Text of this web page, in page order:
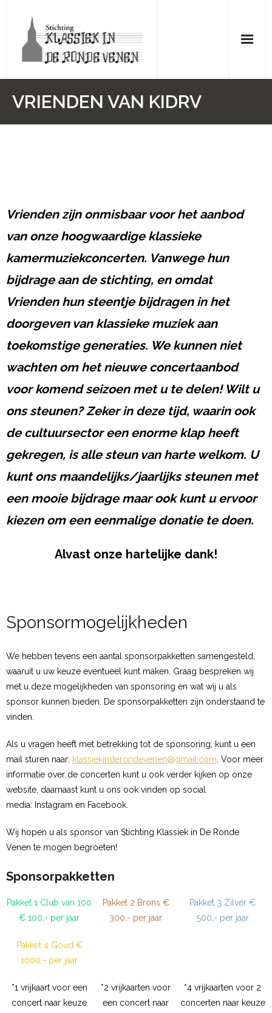
Vrienden van KIDRV
Links
Team KIDRV
VRIENDEN VAN KIDRV
Vrienden zijn onmisbaar voor het aanbod
van onze hoogwaardige klassieke
kamermuziekconcerten. Vanwege hun
bijdrage aan de stichting, en omdat
Vrienden hun steentje bijdragen in het
doorgeven van klassieke muziek aan
toekomstige generaties. We kunnen niet
wachten om het nieuwe concertaanbod
voor komend seizoen met u te delen! Wilt u
ons steunen? Zeker in deze tijd, waarin ook
de cultuursector een enorme klap heeft
gekregen, is alle steun van harte welkom. U
kunt ons maandelijks/jaarlijks steunen met
een mooie bijdrage maar ook kunt u ervoor
kiezen om een eenmalige donatie te doen.
Alvast onze hartelijke dank!
Sponsormogelijkheden
We hebben tevens een aantal sponsorpakketten samengesteld,
waaruit u uw keuze eventueel kunt maken. Graag bespreken wij
met u deze mogelijkheden van sponsoring en wat wij u als
sponsor kunnen bieden. De sponsorpakketten zijn onderstaand te
vinden.
Als u vragen heeft met betrekking tot de sponsoring, kunt u een
mail sturen naar: klassiekinderondevenen@gmail.com. Voor meer
informatie over de concerten kunt u ook verder kijken op onze
website, daarnaast kunt u ons ook vinden op social
media: Instagram en Facebook.
Wij hopen u als sponsor van Stichting Klassiek in De Ronde
Venen te mogen begroeten!
Sponsorpakketten
Pakket 1 Club van 100
€ 100,- per jaar
Pakket 2 Brons €
300,- per jaar
Pakket 3 Zilver €
500,- per jaar
Pakket 4 Goud €
1000,- per jaar
*1 vrijkaart voor een
concert naar keuze
*2 vrijkaarten voor
een concert naar
*4 vrijkaarten voor 2
concerten naar keuze